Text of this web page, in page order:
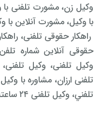
با وکیل، مشورت آنلاین با
راهکار حقوقی تلفنی،
حقوقی آنلاین شماره
تلفنی ارزان، مشاوره با
تلفني، وكيل تلفنی ۲۴ ساعته و شبانه روزی.